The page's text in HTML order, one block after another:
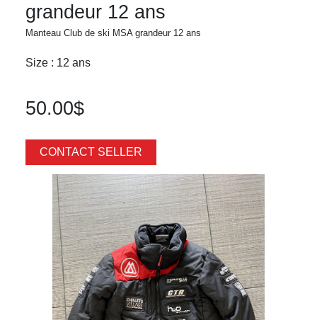
grandeur 12 ans
Manteau Club de ski MSA grandeur 12 ans
Size : 12 ans
50.00$
CONTACT SELLER